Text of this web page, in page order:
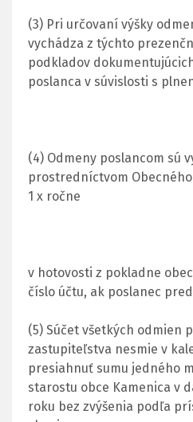
(3) Pri určovaní výšky
vychádza z týchto
podkladov
poslanca v súvislosti s
(4) Odmeny poslancom sú
prostredníctvom
1 x ročne
v hotovosti z pokladne
číslo účtu, ak poslanec
(5) Súčet všetkých odmien
zastupiteľstva nesmie v
presiahnuť sumu jedného
starostu obce Kamenica v
roku bez zvýšenia podľa